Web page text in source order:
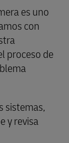
es uno
con
proceso de
sistemas,
y revisa